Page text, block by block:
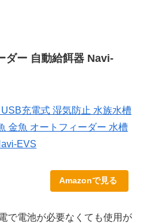
ダー 自動給餌器 Navi-
充電式 湿気防止 水族水槽
金魚 オートフィーダー 水槽
EVS
Amazonで見る
で電池が必要なくても使用が